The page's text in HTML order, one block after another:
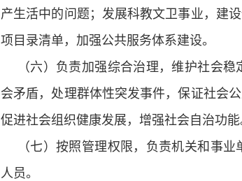
产生活中的问题；发展科教文卫事业，建
项目录清单，加强公共服务体系建设。
（六）负责加强综合治理，维护社会
会矛盾，处理群体性突发事件，保证社会
促进社会组织健康发展，增强社会自治功能
（七）按照管理权限，负责机关和事
人员。